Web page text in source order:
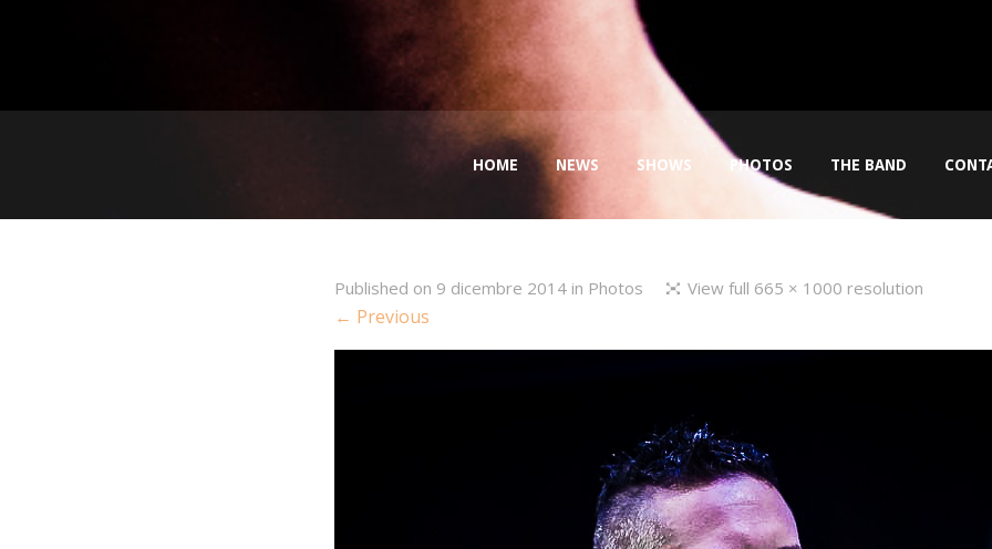
HOME NEWS SHOWS PHOTOS THE BAND
Published on 9 dicembre 2014 in Photos View full 665 × 1000 resolution
← Previous